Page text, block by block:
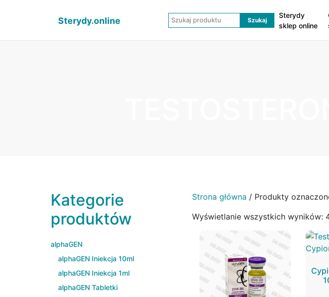
Sterydy.online
Sterydy
sklep online
Strona główna / Produkty
Wyświetlanie wszystkich wyników:
Kategorie
produktów
alphaGEN
alphaGEN Iniekcja 10ml
alphaGEN Iniekcja 1ml
alphaGEN Tabletki